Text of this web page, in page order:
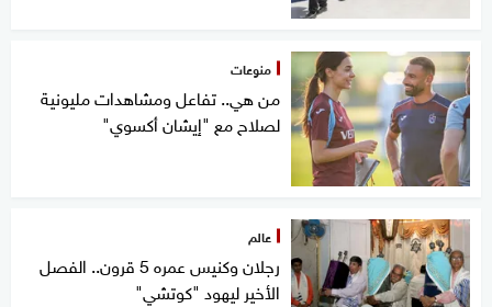
منوعات
من هي.. تفاعل ومشاهدات مليونية
لصلاح مع "إيشان أكسوي"
عالم
رجلان وكنيس عمره 5 قرون.. الفصل
الأخير ليهود "كوتشي"